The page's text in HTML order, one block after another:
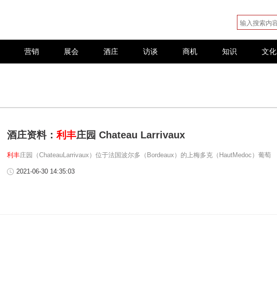
营销 展会 酒庄 访谈 商机 知识 文化
酒庄资料：利丰庄园 Chateau Larrivaux
利丰庄园（ChateauLarrivaux）位于法国波尔多（Bordeaux）的上梅多克（HautMedoc）葡萄
2021-06-30 14:35:03